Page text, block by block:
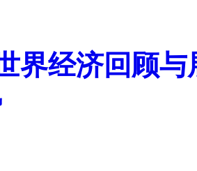
界经济回顾